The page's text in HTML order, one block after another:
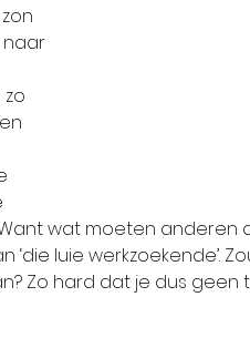
naar
zo
wat moeten anderen
luie werkzoekende’.
Zo hard dat je dus geen